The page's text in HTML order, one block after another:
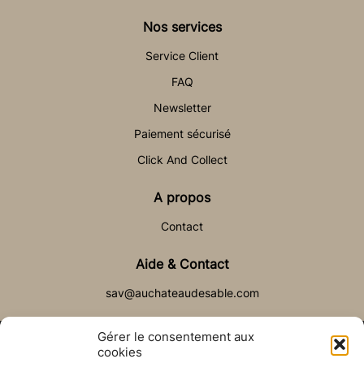
Gérer le consentement aux
cookies
Nos services
Service Client
FAQ
Newsletter
Paiement sécurisé
Click And Collect
A propos
Contact
Aide & Contact
sav@auchateaudesable.com